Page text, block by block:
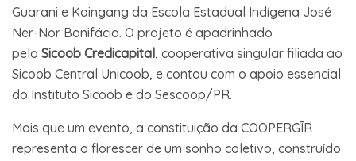
Guarani e Kaingang da Escola Estadual Indígena José
Ner-Nor Bonifácio. O projeto é apadrinhado
pelo Sicoob Credicapital, cooperativa singular filiada ao
Sicoob Central Unicoob, e contou com o apoio essencial
do Instituto Sicoob e do Sescoop/PR.
Mais que um evento, a constituição da COOPERGĪR
representa o florescer de um sonho coletivo, construído